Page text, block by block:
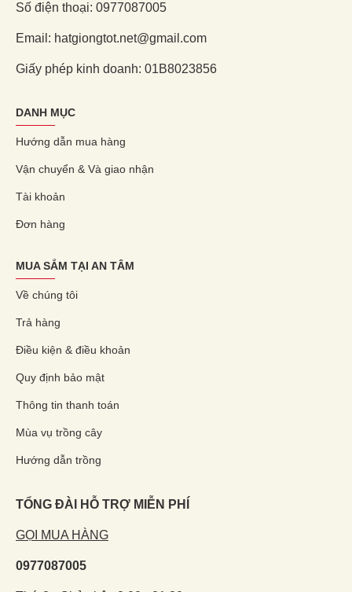
Số điện thoại: 0977087005
Email: hatgiongtot.net@gmail.com
Giấy phép kinh doanh: 01B8023856
DANH MỤC
Hướng dẫn mua hàng
Vận chuyển & Và giao nhận
Tài khoản
Đơn hàng
MUA SẮM TẠI AN TÂM
Về chúng tôi
Trả hàng
Điều kiện & điều khoản
Quy định bảo mật
Thông tin thanh toán
Mùa vụ trồng cây
Hướng dẫn trồng
TỔNG ĐÀI HỖ TRỢ MIỄN PHÍ
GỌI MUA HÀNG
0977087005